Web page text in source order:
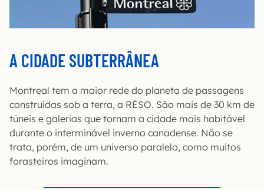
A CIDADE SUBTERRÂNEA
Montreal tem a maior rede do planeta de passagens
construídas sob a terra, a RÉSO. São mais de 30 km de
túneis e galerias que tornam a cidade mais habitável
durante o interminável inverno canadense. Não se
trata, porém, de um universo paralelo, como muitos
forasteiros imaginam.